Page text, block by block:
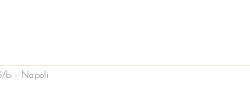
b - Napoli